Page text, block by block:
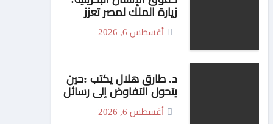
زيارة الملك لمصر تعزز
الشراكة العربية في الأمن
والتنمية
أغسطس 6, 2026
د. طارق هلال يكتب :حين
يتحول التفاوض إلى رسائل
بالنيران… ومصر تتمسك
بالحكمة
أغسطس 6, 2026